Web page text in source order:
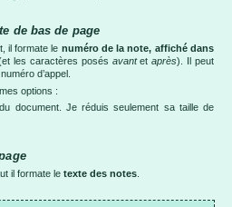
de bas de page
il formate le numéro de la note, affiché dans
les caractères posés avantetaprès). Il peut
d’appel.
options :
document. Je réduis seulement sa taille de
il formate le texte des notes